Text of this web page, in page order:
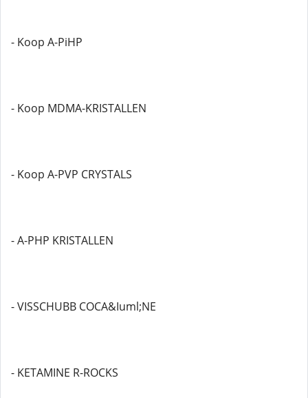
- Koop A-PiHP
- Koop MDMA-KRISTALLEN
- Koop A-PVP CRYSTALS
- A-PHP KRISTALLEN
- VISSCHUBB COCA&Iuml;NE
- KETAMINE R-ROCKS